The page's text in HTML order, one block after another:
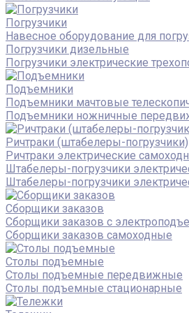
Погрузчики
Навесное оборудование для
Погрузчики дизельные
Погрузчики электрические
Подъемники
Подъемники мачтовые
Подъемники ножничные
Ричтраки (штабелеры-погрузчики)
Ричтраки электрические
Штабелеры-погрузчики
Штабелеры-погрузчики
Сборщики заказов
Сборщики заказов с
Сборщики заказов самоходные
Столы подъемные
Столы подъемные передвижные
Столы подъемные стационарные